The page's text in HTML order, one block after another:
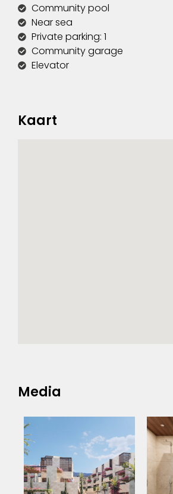
Community pool
Near sea
Private parking: 1
Community garage
Elevator
Kaart
Media